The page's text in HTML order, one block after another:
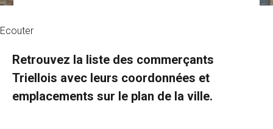
Ecouter
Retrouvez la liste des commerçants
Triellois avec leurs coordonnées et
emplacements sur le plan de la ville.